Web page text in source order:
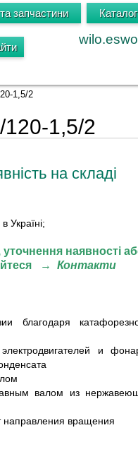
запчастини
1,5/2
120-1,5/2
на складі
Україні;
уточнення наявності
→ Контакти
благодаря
и
валом из
направления вращения